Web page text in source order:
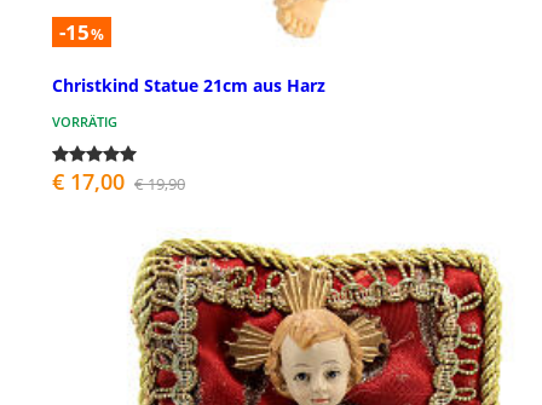
-15%
Christkind Statue 21cm aus Harz
VORRÄTIG
€ 17,00 € 19,90